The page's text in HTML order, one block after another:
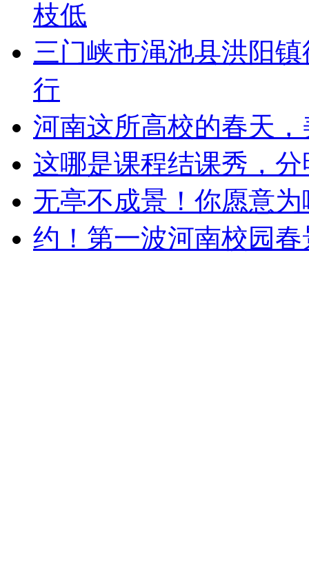
枝低
三门峡市渑池县洪阳
行
河南这所高校的春天
这哪是课程结课秀，
无亭不成景！你愿意
约！第一波河南校园